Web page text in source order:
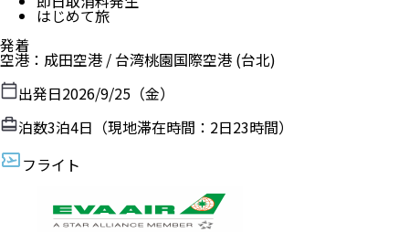
はじめて旅
発着
空港 ： 成田空港 /台湾桃園国際空港 (台北)
出発日2026/9/25（金）
泊数3泊4日（現地滞在時間： 2日23時間）
フライト